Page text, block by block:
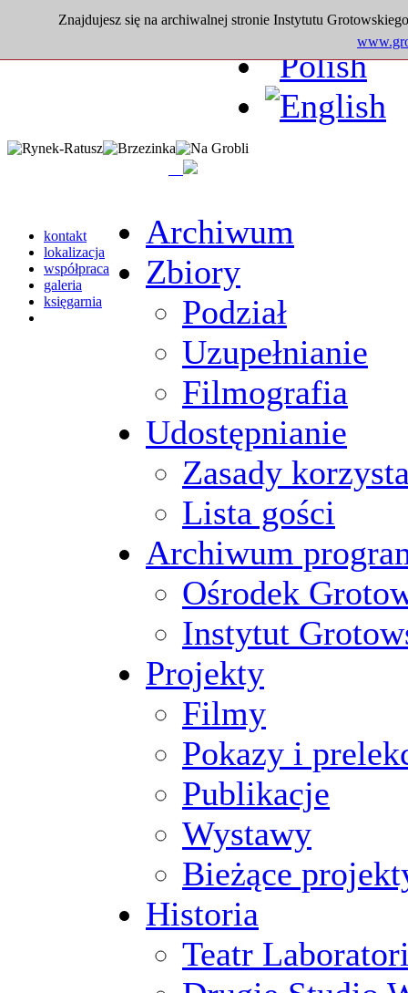
Znajdujesz się na archiwalnej stronie Instytutu
kontakt
lokalizacja
współpraca
galeria
księgarnia
Archiwum
Zbiory
Podział
Uzupełnianie
Filmografia
Udostępnianie
Zasady
Lista gości
Archiwum
Ośrodek
Instytut
Projekty
Filmy
Pokazy i
Publikacje
Wystawy
Bieżące
Historia
Teatr